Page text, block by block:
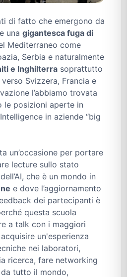
di fatto che emergono da
una gigantesca fuga di
Mediterraneo come
Serbia e naturalmente
e Inghilterra soprattutto
Svizzera, Francia e
l’abbiamo trovata
le posizioni aperte in
in aziende “big
un’occasione per portare
lecture sullo stato
che è un mondo in
e dove l’aggiornamento
dei partecipanti è
questa scuola
a talk con i maggiori
un'esperienza
nei laboratori,
ricerca, fare networking
tutto il mondo,